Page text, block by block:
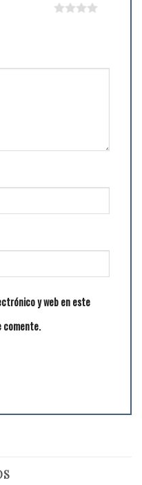
y web en este
comente.